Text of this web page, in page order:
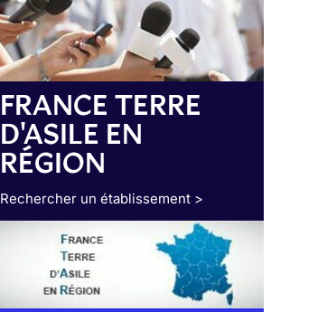
FRANCE TERRE
D'ASILE EN
RÉGION
Rechercher un établissement >